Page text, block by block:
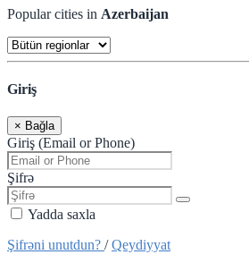
Popular cities in Azerbaijan
Giriş
× Bağla
Giriş (Email or Phone)
Şifrə
Yadda saxla
Şifrəni unutdun? /Qeydiyyat